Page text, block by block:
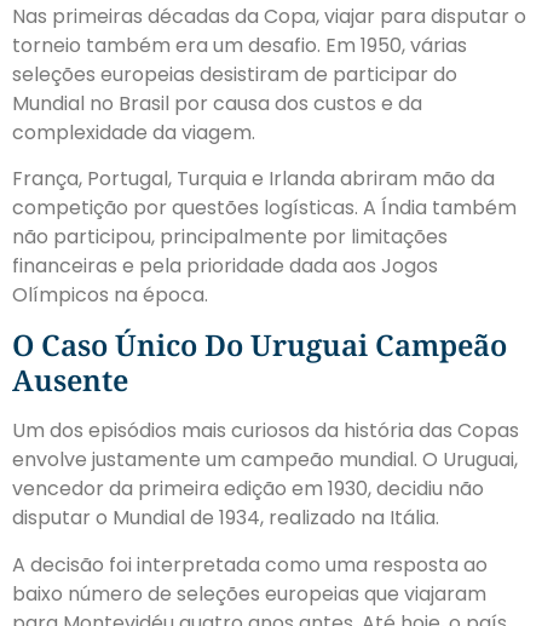
Nas primeiras décadas da Copa, viajar para disputar o
torneio também era um desafio. Em 1950, várias
seleções europeias desistiram de participar do
Mundial no Brasil por causa dos custos e da
complexidade da viagem.
França, Portugal, Turquia e Irlanda abriram mão da
competição por questões logísticas. A Índia também
não participou, principalmente por limitações
financeiras e pela prioridade dada aos Jogos
Olímpicos na época.
O Caso Único Do Uruguai Campeão
Ausente
Um dos episódios mais curiosos da história das Copas
envolve justamente um campeão mundial. O Uruguai,
vencedor da primeira edição em 1930, decidiu não
disputar o Mundial de 1934, realizado na Itália.
A decisão foi interpretada como uma resposta ao
baixo número de seleções europeias que viajaram